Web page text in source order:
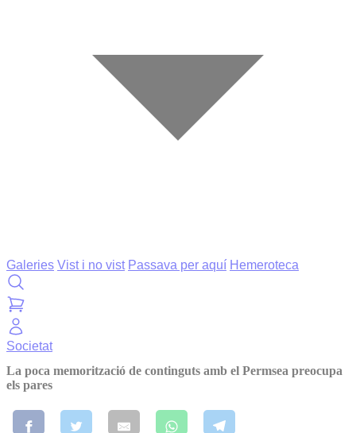
Galeries Vist i no vist Passava per aquí Hemeroteca
Societat
La poca memorització de continguts amb el Permsea preocupa
els pares